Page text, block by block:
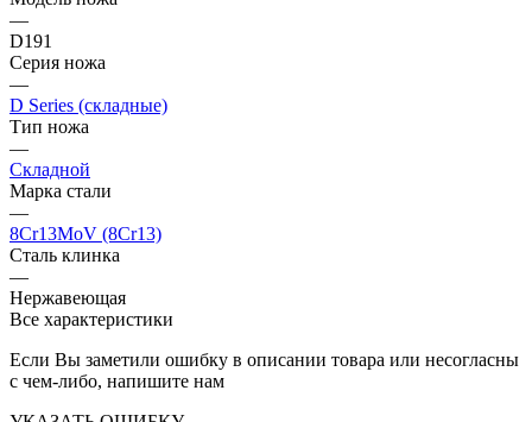
—
D191
Серия ножа
—
D Series (складные)
Тип ножа
—
Складной
Марка стали
—
8Cr13MoV (8Cr13)
Сталь клинка
—
Нержавеющая
Все характеристики
Если Вы заметили ошибку в описании товара или несогласны
с чем-либо, напишите нам